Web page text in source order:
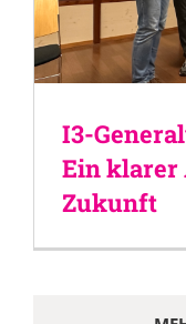
I3-
Ein klarer
Zukunft